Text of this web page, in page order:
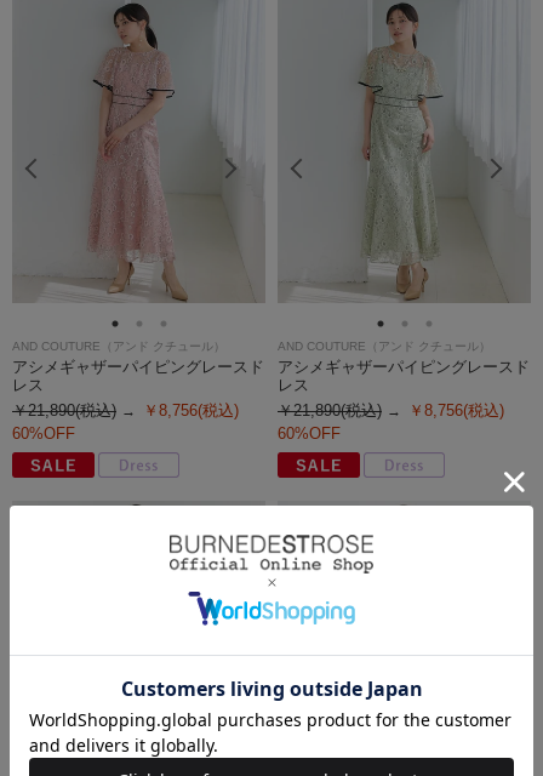
AND COUTURE（アンド クチュール）
アシメギャザーパイピングレースド
レス
￥21,890(税込)
￥8,756(税込)
60%OFF
AND COUTURE（アンド クチュール）
アシメギャザーパイピングレースド
レス
￥21,890(税込)
￥8,756(税込)
60%OFF